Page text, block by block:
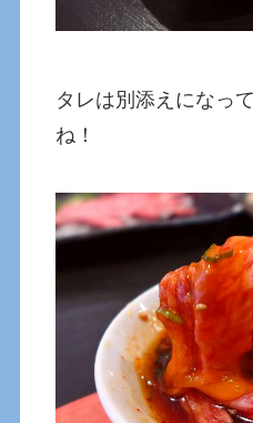
タレは別添えになっ
ね！